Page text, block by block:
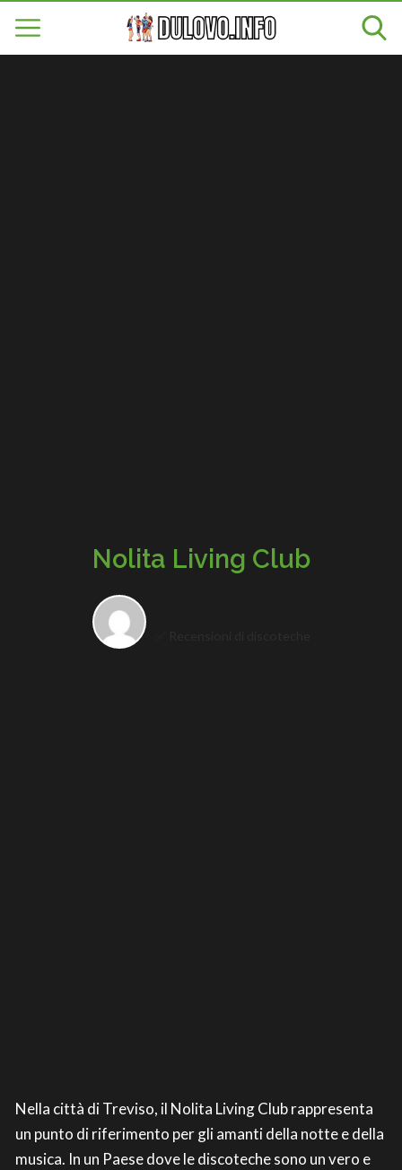
Nolita Living Club
Nella città di Treviso, il Nolita Living Club rappresenta
un punto di riferimento per gli amanti della notte e della
musica. In un Paese dove le discoteche sono un vero e